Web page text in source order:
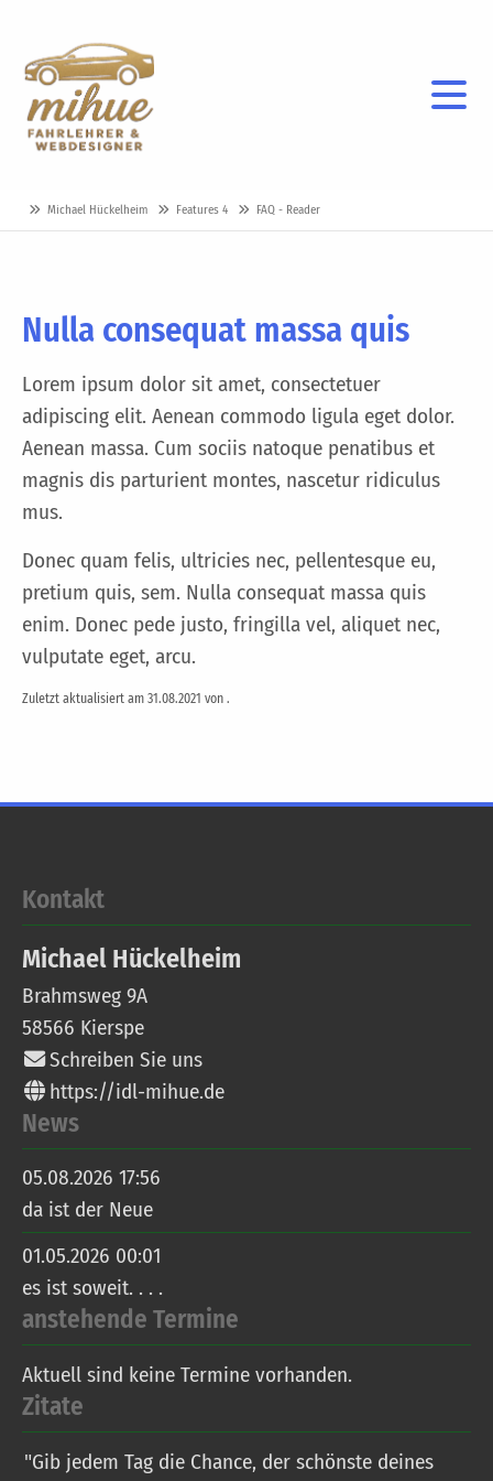
Michael Hückelheim Features 4 FAQ - Reader
Nulla consequat massa quis
Lorem ipsum dolor sit amet, consectetuer
adipiscing elit. Aenean commodo ligula eget dolor.
Aenean massa. Cum sociis natoque penatibus et
magnis dis parturient montes, nascetur ridiculus
mus.
Donec quam felis, ultricies nec, pellentesque eu,
pretium quis, sem. Nulla consequat massa quis
enim. Donec pede justo, fringilla vel, aliquet nec,
vulputate eget, arcu.
Zuletzt aktualisiert am 31.08.2021 von .
Kontakt
Michael Hückelheim
Brahmsweg 9A
58566 Kierspe
Schreiben Sie uns
https://idl-mihue.de
News
05.08.2026 17:56
da ist der Neue
01.05.2026 00:01
es ist soweit. . . .
anstehende Termine
Aktuell sind keine Termine vorhanden.
Zitate
"Gib jedem Tag die Chance, der schönste deines